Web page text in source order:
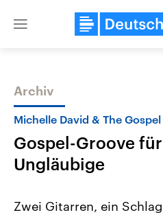
Close
Themen
Archiv
Michelle David & The
Gospel-Groove
Ungläubige
Zwei Gitarren, ein